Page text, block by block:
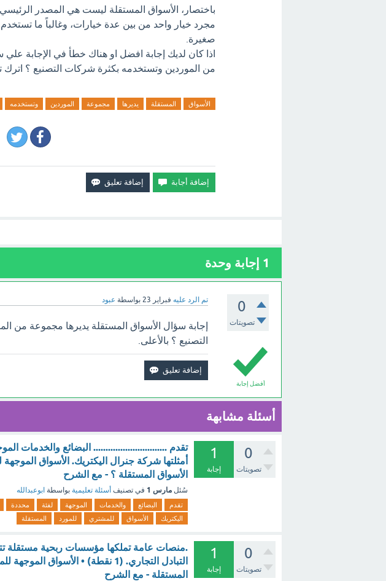
باختصار، الأسواق المستقلة ليست هي المصدر
مجرد خيار واحد من بين عدة خيارات، وغالباً ما
صغيرة.
اذا كان لديك إجابة افضل او هناك خطأ في الإجابة
من الموردين وتستخدمه بكثرة شركات التصنيع ؟ اترك
الأسواق المستقلة يديرها مجموعة الموردين وتستخدمه
1 إجابة وحدة
0
تصويتات
تم الرد عليه فبراير 23 بواسطة عبود
أفضل إجابة
إجابة سؤال الأسواق المستقلة يديرها مجموعة من
التصنيع ؟ بالأعلى.
أسئلة مشابهة
0
تصويتات
1
إجابة
تقدم .............................. البضائع والخدمات
أمثلتها شركة جنرال اليكتريك. الأسواق
الأسواق المستقلة ؟ - مع الشرح
سُئل مارس 1 في تصنيف أسئلة تعليمية بواسطة ابوعبدالله
تقدم البضائع والخدمات الموجهة لفئة محددة
اليكتريك
الأسواق للمشتري للمورد المستقلة
0
تصويتات
1
إجابة
.منصات عامة تملكها مؤسسات ربحية مستقلة
التبادل التجاري. (1 نقطة) •
المستقلة - مع الشرح